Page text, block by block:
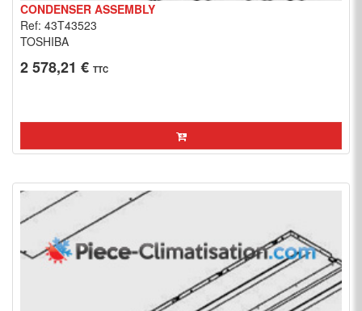
CONDENSER ASSEMBLY
Ref: 43T43523
TOSHIBA
2 578,21 € TTC